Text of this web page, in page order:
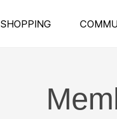
SHOPPING